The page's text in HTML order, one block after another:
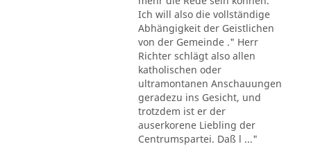
Ich will also die vollständige
Abhängigkeit der Geistlichen
von der Gemeinde ." Herr
Richter schlägt also allen
katholischen oder
ultramontanen Anschauungen
geradezu ins Gesicht, und
trotzdem ist er der
auserkorene Liebling der
Centrumspartei. Daß l ..."